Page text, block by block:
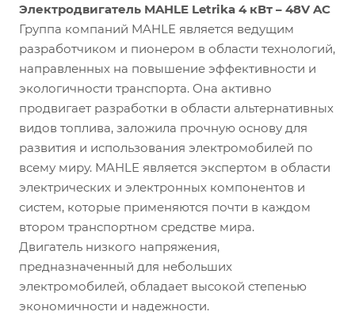
Электродвигатель MAHLE Letrika 4 кВт – 48V AC
Группа компаний MAHLE является ведущим
разработчиком и пионером в области технологий,
направленных на повышение эффективности и
экологичности транспорта. Она активно
продвигает разработки в области альтернативных
видов топлива, заложила прочную основу для
развития и использования электромобилей по
всему миру. MAHLE является экспертом в области
электрических и электронных компонентов и
систем, которые применяются почти в каждом
втором транспортном средстве мира.
Двигатель низкого напряжения,
предназначенный для небольших
электромобилей, обладает высокой степенью
экономичности и надежности.